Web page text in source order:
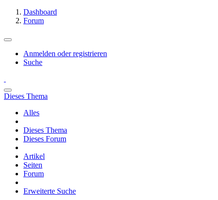
Dashboard
Forum
Anmelden oder registrieren
Suche
Dieses Thema
Alles
Dieses Thema
Dieses Forum
Artikel
Seiten
Forum
Erweiterte Suche